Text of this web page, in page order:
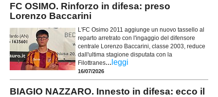
FC OSIMO. Rinforzo in difesa: preso
Lorenzo Baccarini
L'FC Osimo 2011 aggiunge un nuovo tassello al
reparto arretrato con l'ingaggio del difensore
centrale Lorenzo Baccarini, classe 2003, reduce
dall'ultima stagione disputata con la
Filottranes... leggi
16/07/2026
BIAGIO NAZZARO. Innesto in difesa: ecco il